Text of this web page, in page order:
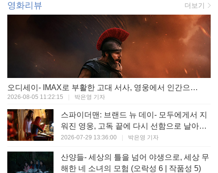
영화리뷰 더보기
오디세이- IMAX로 부활한 고대 서사, 영웅에서 인간으로의 귀환 (오락성 9 | 작품성 9)
2026-08-05 11:22:15 박은영 기자
스파이더맨: 브랜드 뉴 데이- 모두에게서 지
워진 영웅, 고독 끝에 다시 선함으로 날아오
르다 (오락성 8 | 작품성 8)
2026-07-29 13:36:00 박은영 기자
산양들- 세상의 틀을 넘어 야생으로, 세상 무
해한 네 소녀의 모험 (오락성 6 | 작품성 5)